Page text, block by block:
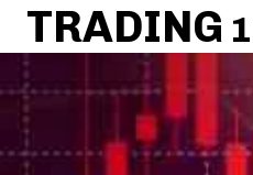
TRADING